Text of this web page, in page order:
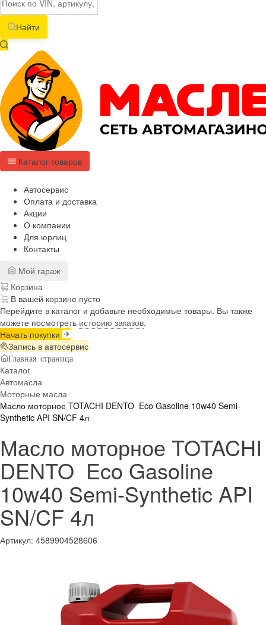
Найти
Каталог товаров
Автосервис
Оплата и доставка
Акции
О компании
Для юрлиц
Контакты
Мой гараж
Корзина
В вашей корзине пусто
Перейдите в каталог и добавьте необходимые товары. Вы также
можете посмотреть историю заказов.
Начать покупки
Запись в автосервис
Главная страница
Каталог
Автомасла
Моторные масла
Масло моторное TOTACHI DENTO Eco Gasoline 10w40 Semi-
Synthetic API SN/CF 4л
Масло моторное TOTACHI
DENTO Eco Gasoline
10w40 Semi-Synthetic API
SN/CF 4л
Артикул: 4589904528606